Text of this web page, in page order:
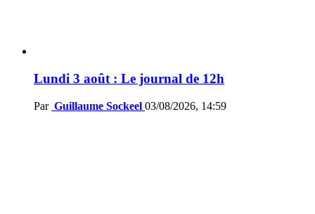
Lundi 3 août : Le journal de 12h
Par Guillaume Sockeel 03/08/2026, 14:59